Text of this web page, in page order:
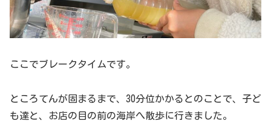
ここでブレークタイムです。
ところてんが固まるまで、30分位かかるとのことで、子ど
も達と、お店の目の前の海岸へ散歩に行きました。